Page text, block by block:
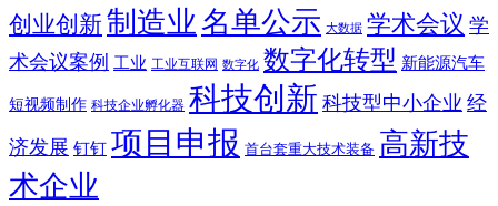
创业创新制造业 名单公示 大数据 学术会议 学
术会议案例 工业 工业互联网 数字化 数字化转型 新能源汽车
短视频制作 科技企业孵化器 科技创新 科技型中小企业 经
济发展 钉钉 项目申报 首台套重大技术装备 高新技
术企业